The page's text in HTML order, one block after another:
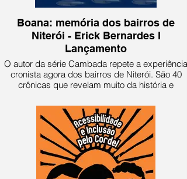
Boana: memória dos bairros de
Niterói - Erick Bernardes l
Lançamento
O autor da série Cambada repete a experiência
cronista agora dos bairros de Niterói. São 40
crônicas que revelam muito da história e